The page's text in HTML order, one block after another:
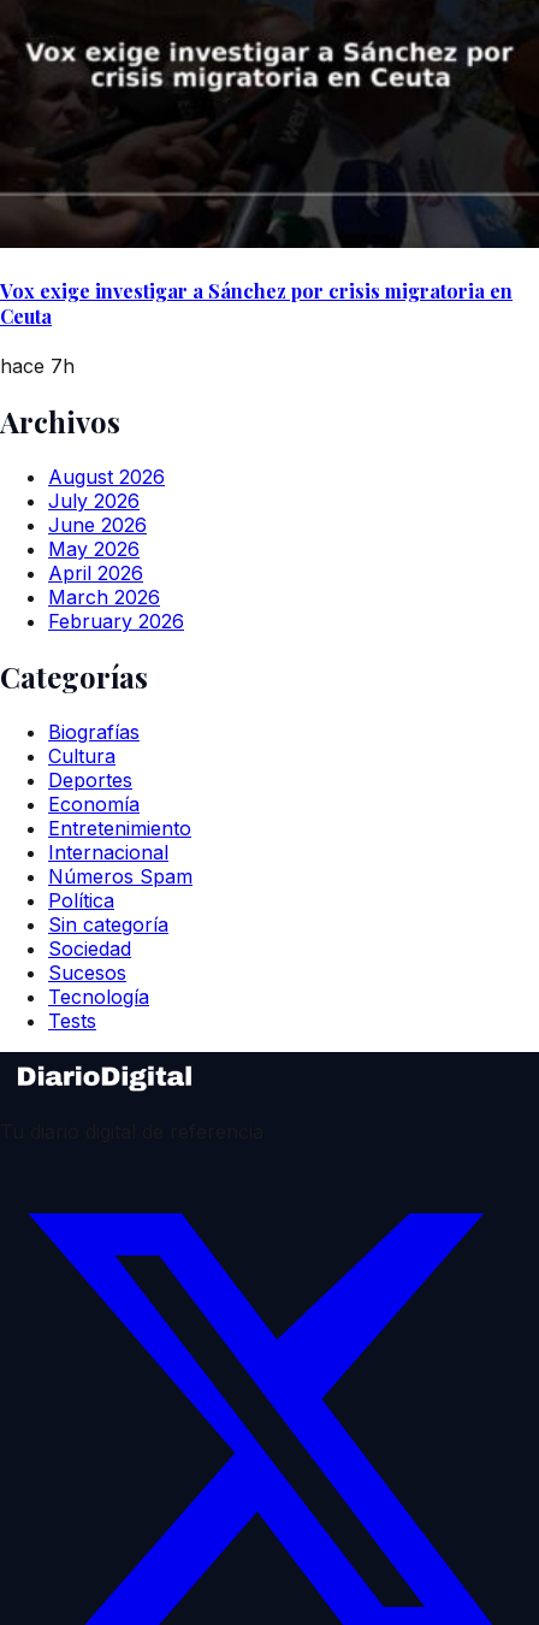
Vox exige investigar a Sánchez por crisis migratoria en
Ceuta
hace 7h
Archivos
August 2026
July 2026
June 2026
May 2026
April 2026
March 2026
February 2026
Categorías
Biografías
Cultura
Deportes
Economía
Entretenimiento
Internacional
Números Spam
Política
Sin categoría
Sociedad
Sucesos
Tecnología
Tests